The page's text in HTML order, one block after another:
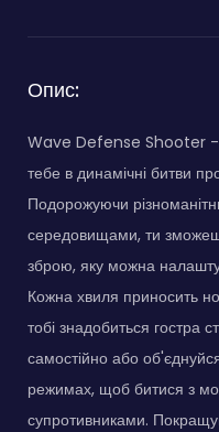
Опис:
Wave Defense Shooter -
тебе в динамічні битви
Подорожуючи
середовищами, ти зможеш
зброю, яку можна
Кожна хвиля приносить
тобі знадобиться гостра
самостійно або
режимах, щоб битися з
супротивниками.